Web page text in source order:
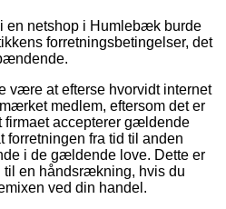
en netshop i Humlebæk burde
forretningsbetingelser, det
være at efterse hvorvidt internet
medlem, eftersom det er
firmaet accepterer gældende
forretningen fra tid til anden
i de gældende love. Dette er
en håndsrækning, hvis du
ved din handel.